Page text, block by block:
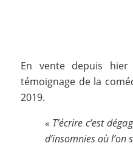
En vente depuis
témoignage de la
2019.
« Tʼécrire cʼest
dʼinsomnies où